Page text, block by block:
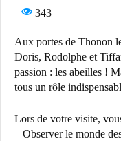
343
Aux portes de Thonon
Doris, Rodolphe et
passion : les abeilles !
tous un rôle
Lors de votre visite,
– Observer le monde